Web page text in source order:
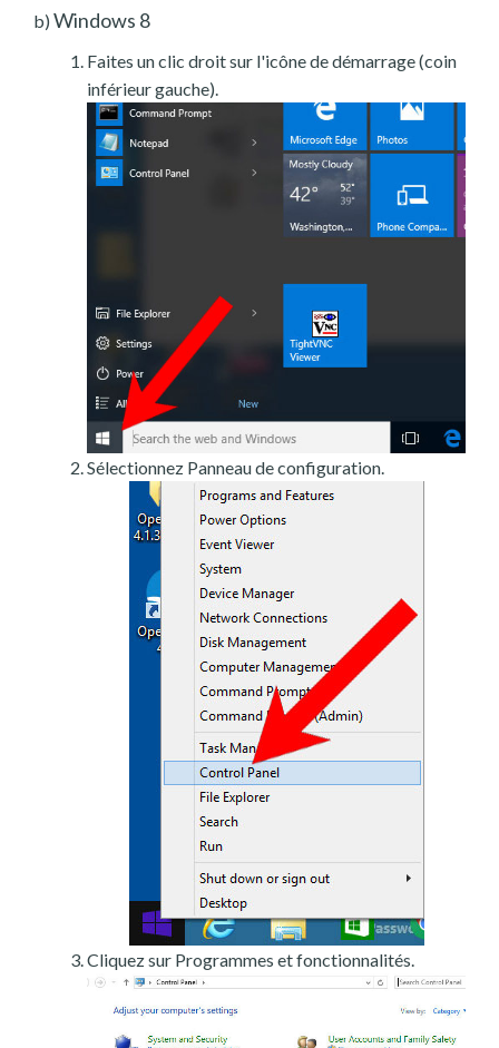
b) Windows 8
Faites un clic droit sur l'icône de démarrage (coin
inférieur gauche).
Sélectionnez Panneau de configuration.
Cliquez sur Programmes et fonctionnalités.